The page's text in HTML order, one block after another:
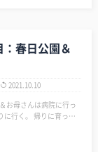
春日公園＆
2021.10.10
お母さんは病院に行っ
に育った